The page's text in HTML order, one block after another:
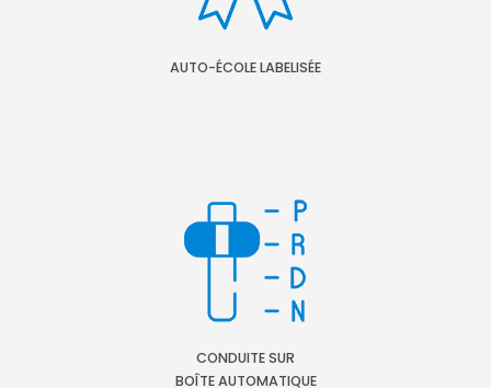
AUTO-ÉCOLE LABELISÉE
CONDUITE SUR
BOÎTE AUTOMATIQUE